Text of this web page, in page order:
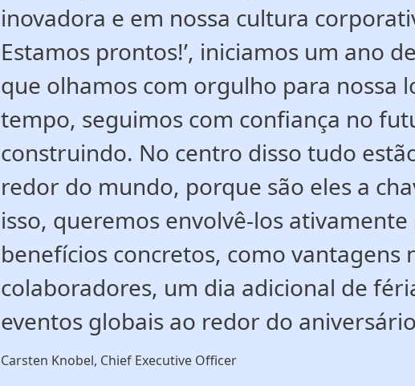
inovadora e em nossa cultura
Estamos prontos!’, iniciamos um ano
que olhamos com orgulho para nossa
tempo, seguimos com confiança no
construindo. No centro disso tudo
redor do mundo, porque são eles a
isso, queremos envolvê-los
benefícios concretos, como vantagens
colaboradores, um dia adicional de
eventos globais ao redor do
Carsten Knobel, Chief Executive Officer